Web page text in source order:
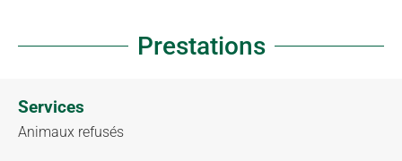
Prestations
Services
Animaux refusés